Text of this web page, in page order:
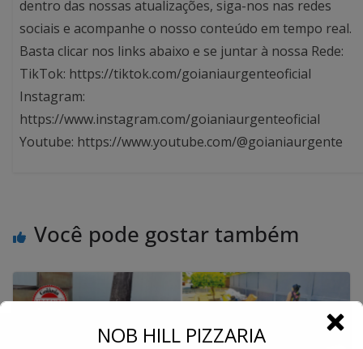
dentro das nossas atualizações, siga-nos nas redes
sociais e acompanhe o nosso conteúdo em tempo real.
Basta clicar nos links abaixo e se juntar à nossa Rede:
TikTok: https://tiktok.com/goianiaurgenteoficial
Instagram:
https://www.instagram.com/goianiaurgenteoficial
Youtube: https://www.youtube.com/@goianiaurgente
Você pode gostar também
NOB HILL PIZZARIA